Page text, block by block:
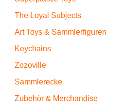
The Loyal Subjects
Art Toys & Sammlerfiguren
Keychains
Zozoville
Sammlerecke
Zubehör & Merchandise